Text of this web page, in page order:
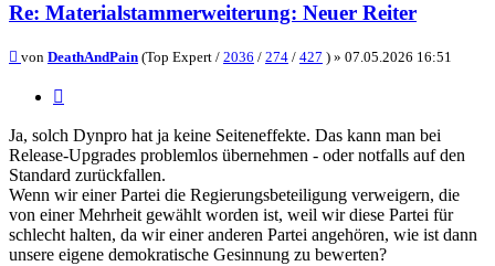
Re: Materialstammerweiterung: Neuer Reiter
Beitrag
von DeathAndPain (Top Expert / 2036 / 274 / 427 ) » 07.05.2026 16:51
Ja, solch Dynpro hat ja keine Seiteneffekte. Das kann man bei
Release-Upgrades problemlos übernehmen - oder notfalls auf den
Standard zurückfallen.
Wenn wir einer Partei die Regierungsbeteiligung verweigern, die
von einer Mehrheit gewählt worden ist, weil wir diese Partei für
schlecht halten, da wir einer anderen Partei angehören, wie ist dann
unsere eigene demokratische Gesinnung zu bewerten?